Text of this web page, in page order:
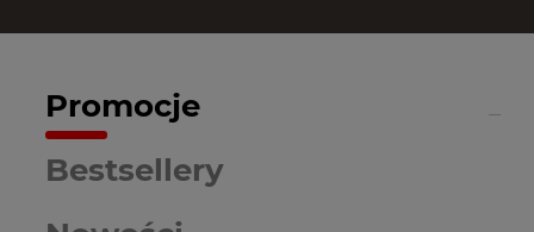
Promocje
Bestsellery